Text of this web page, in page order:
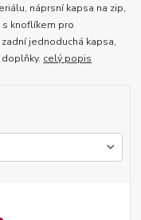
náprsní kapsa na zip,
s knoflíkem pro
jednoduchá kapsa,
celý popis